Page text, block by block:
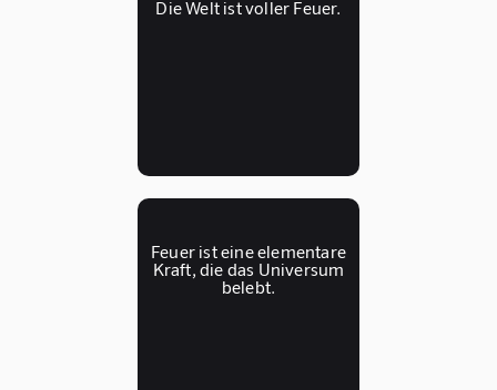
Die Welt ist voller Feuer.
Feuer ist eine elementare
Kraft, die das Universum
belebt.